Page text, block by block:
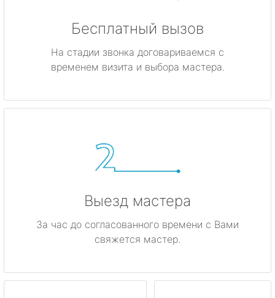
Бесплатный вызов
На стадии звонка договариваемся с
временем визита и выбора мастера.
Выезд мастера
За час до согласованного времени с Вами
свяжется мастер.